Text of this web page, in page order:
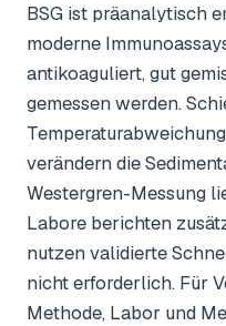
BSG ist präanalytisch
moderne
antikoaguliert, gut
gemessen werden.
verändern die
Westergren-Messung
Labore berichten
nutzen validierte
nicht erforderlich. Für
Methode, Labor und